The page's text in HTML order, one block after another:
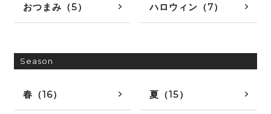
おつまみ（5） ハロウィン（7）
Season
春（16） 夏（15）